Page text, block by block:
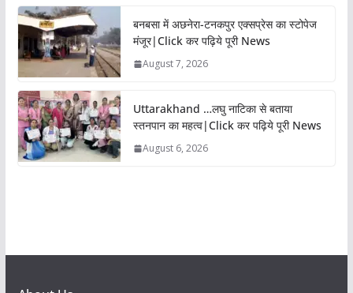
बनबसा में अछनेरा-टनकपुर एक्सप्रेस का स्टोपेज
मंजूर|Click कर पढ़िये पूरी News
August 7, 2026
Uttarakhand …लघु नाटिका से बताया
स्तनपान का महत्व|Click कर पढ़िये पूरी News
August 6, 2026